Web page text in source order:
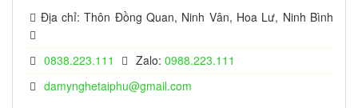
Địa chỉ: Thôn Đồng Quan, Ninh Vân, Hoa Lư, Ninh Bình
0838.223.111 Zalo:0988.223.111
damynghetaiphu@gmail.com